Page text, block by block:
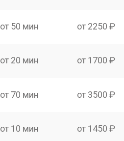
от 50 мин от 2250 ₽
от 20 мин от 1700 ₽
от 70 мин от 3500 ₽
от 10 мин от 1450 ₽